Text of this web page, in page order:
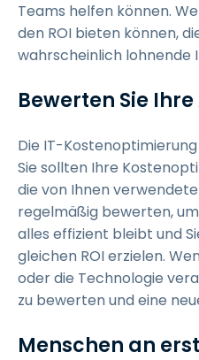
Teams helfen können.
den ROI bieten können,
wahrscheinlich lohnende
Bewerten Sie
Die IT-
Sie sollten Ihre
die von Ihnen
regelmäßig bewerten,
alles effizient bleibt und
gleichen ROI erzielen.
oder die Technologie
zu bewerten und eine
Menschen an